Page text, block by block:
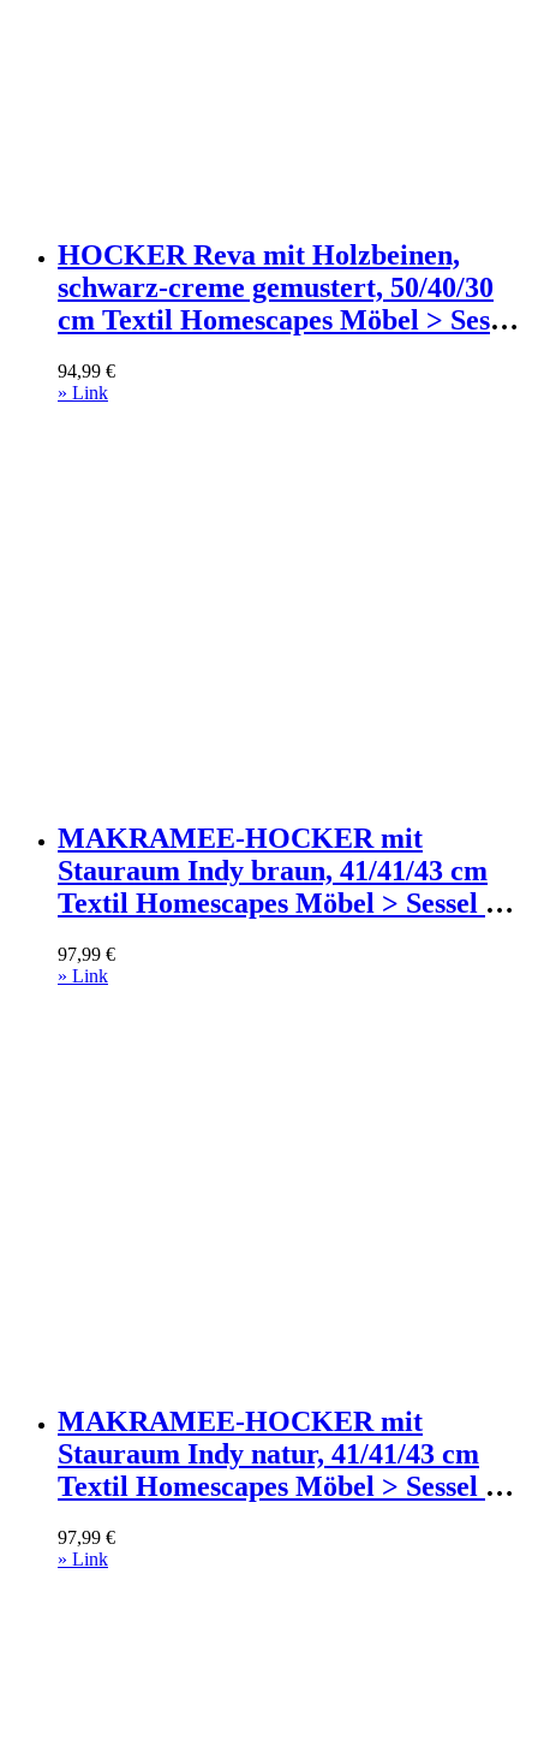
HOCKER Reva mit Holzbeinen,
schwarz-creme gemustert, 50/40/30
cm Textil Homescapes Möbel > Sessel
94,99 €
» Link
MAKRAMEE-HOCKER mit
Stauraum Indy braun, 41/41/43 cm
Textil Homescapes Möbel > Sessel >
97,99 €
» Link
MAKRAMEE-HOCKER mit
Stauraum Indy natur, 41/41/43 cm
Textil Homescapes Möbel > Sessel >
97,99 €
» Link